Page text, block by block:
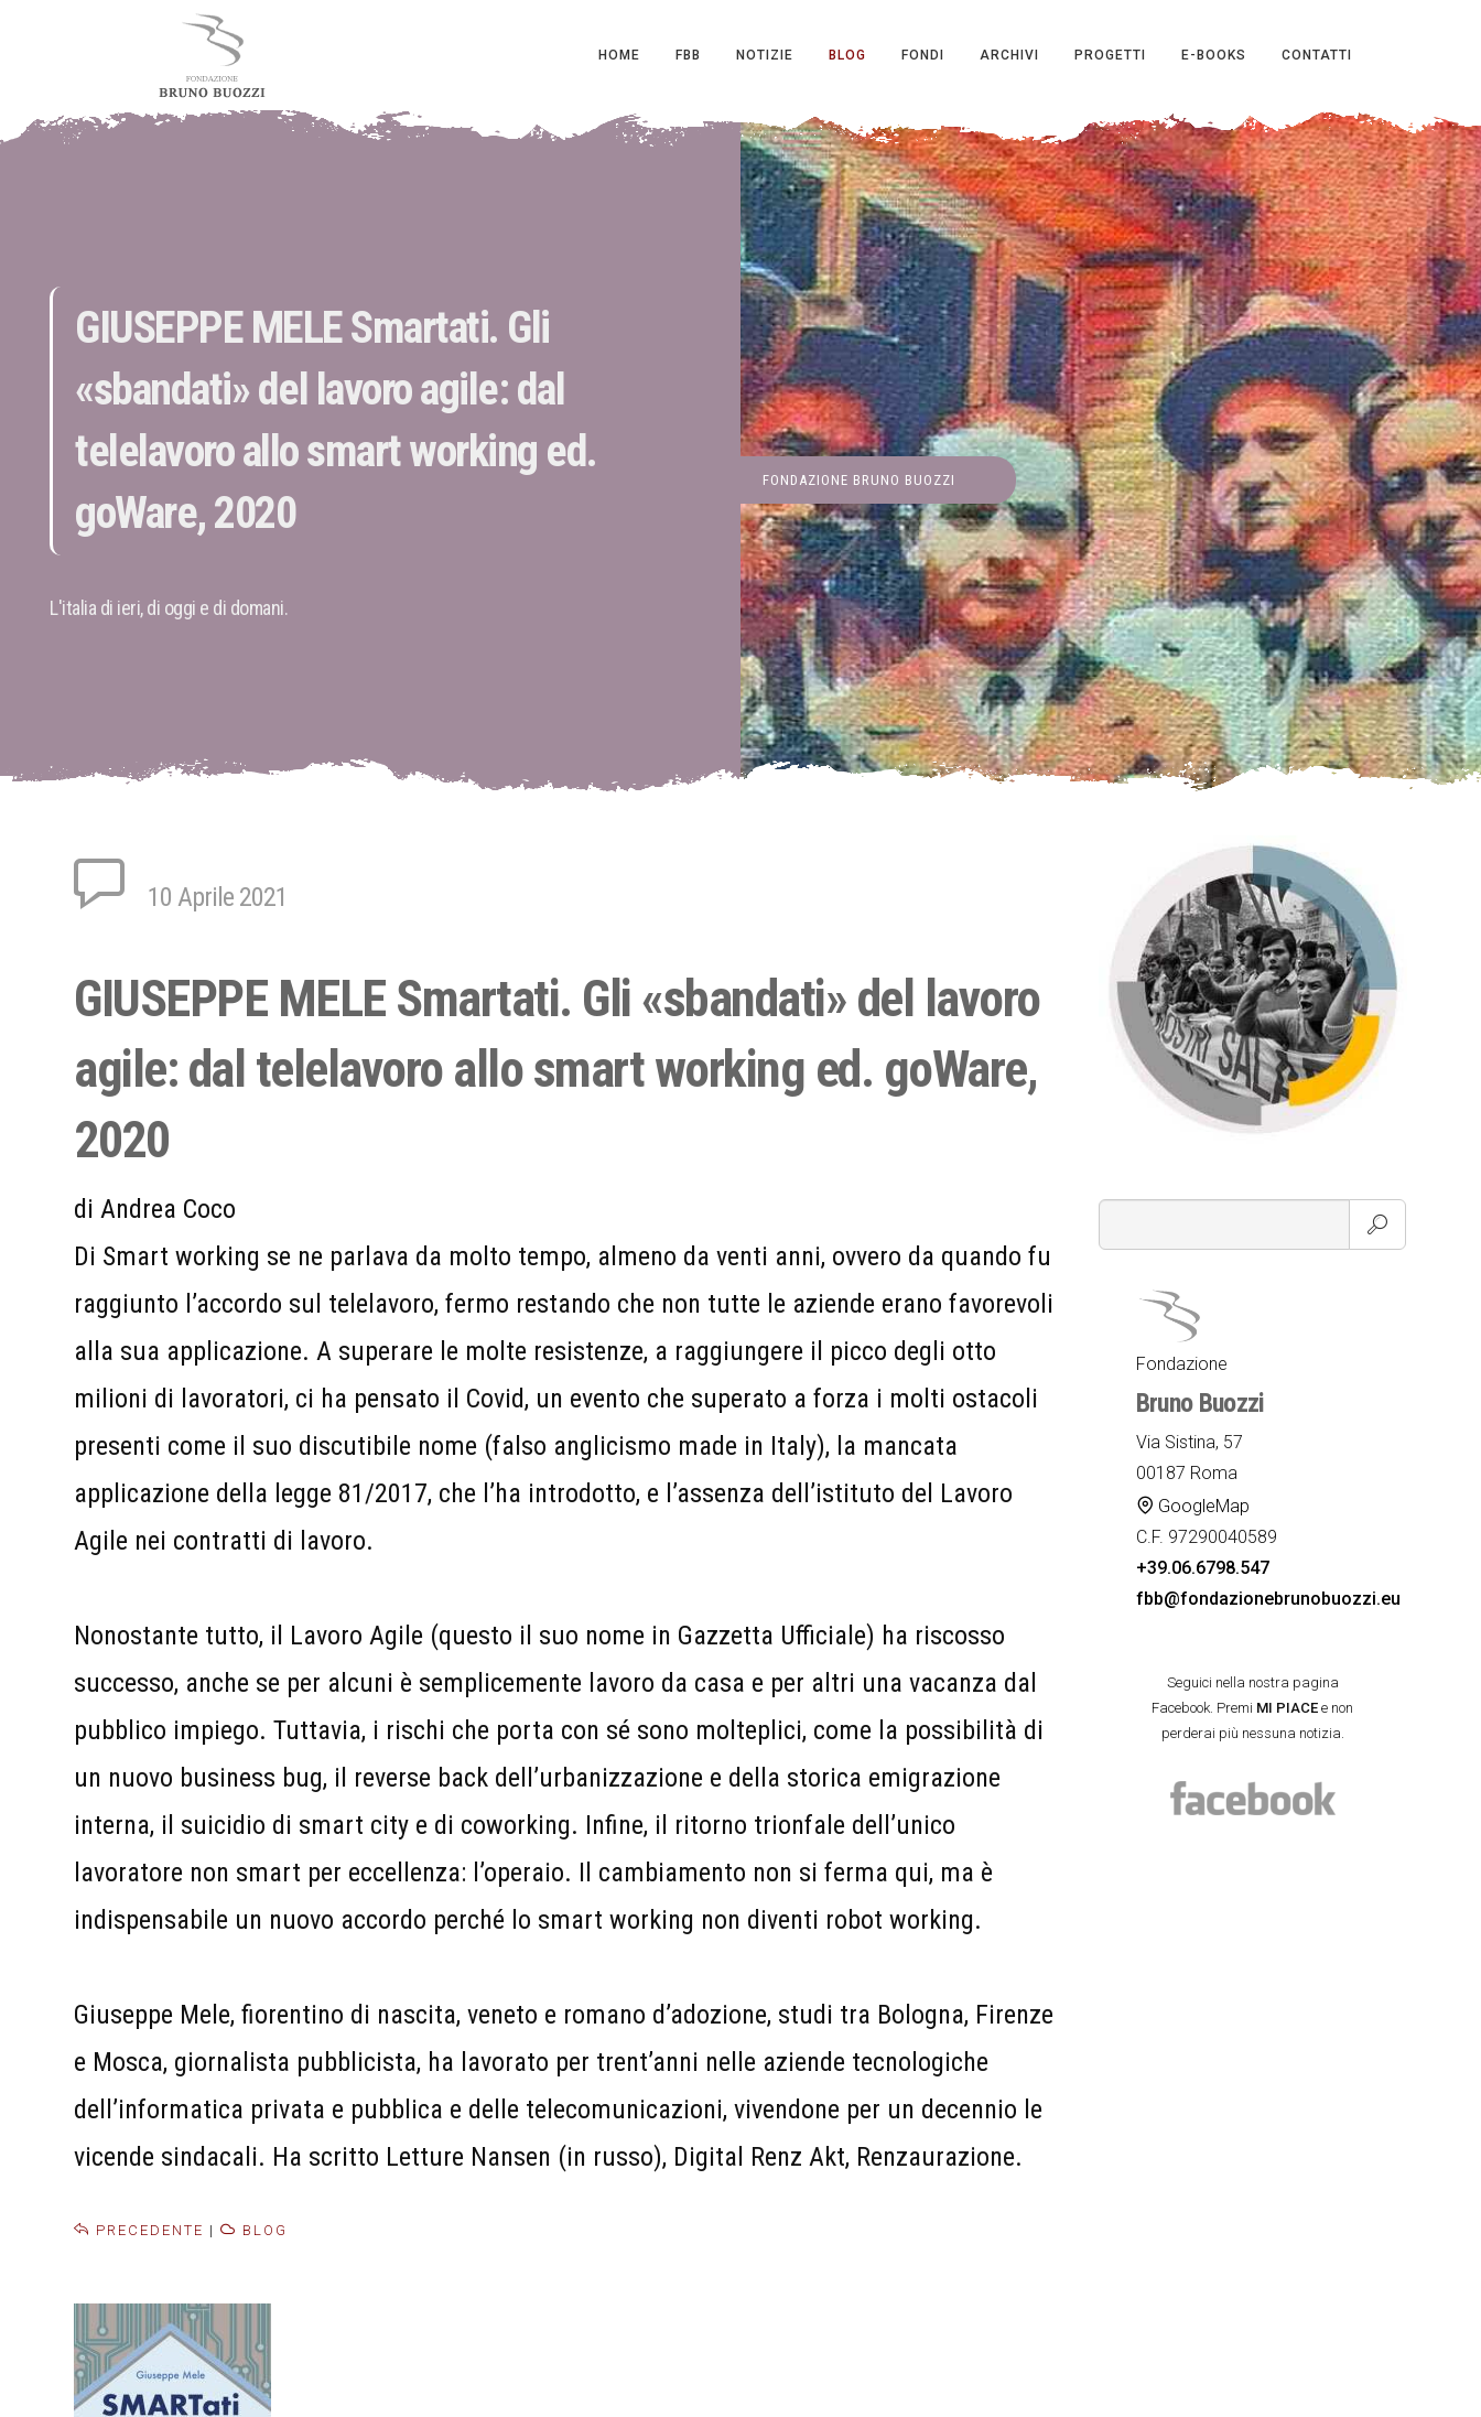
HOME FBB NOTIZIE BLOG FONDI ARCHIVI PROGETTI E-BOOKS CONTATTI
GIUSEPPE MELE Smartati. Gli
«sbandati» del lavoro agile: dal
telelavoro allo smart working ed.
goWare, 2020
L'italia di ieri, di oggi e di domani.
FONDAZIONE BRUNO BUOZZI
10 Aprile 2021
GIUSEPPE MELE Smartati. Gli «sbandati» del lavoro
agile: dal telelavoro allo smart working ed. goWare,
2020
di Andrea Coco
Di Smart working se ne parlava da molto tempo, almeno da venti anni, ovvero da quando fu
raggiunto l’accordo sul telelavoro, fermo restando che non tutte le aziende erano favorevoli
alla sua applicazione. A superare le molte resistenze, a raggiungere il picco degli otto
milioni di lavoratori, ci ha pensato il Covid, un evento che superato a forza i molti ostacoli
presenti come il suo discutibile nome (falso anglicismo made in Italy), la mancata
applicazione della legge 81/2017, che l’ha introdotto, e l’assenza dell’istituto del Lavoro
Agile nei contratti di lavoro.
Nonostante tutto, il Lavoro Agile (questo il suo nome in Gazzetta Ufficiale) ha riscosso
successo, anche se per alcuni è semplicemente lavoro da casa e per altri una vacanza dal
pubblico impiego. Tuttavia, i rischi che porta con sé sono molteplici, come la possibilità di
un nuovo business bug, il reverse back dell’urbanizzazione e della storica emigrazione
interna, il suicidio di smart city e di coworking. Infine, il ritorno trionfale dell’unico
lavoratore non smart per eccellenza: l’operaio. Il cambiamento non si ferma qui, ma è
indispensabile un nuovo accordo perché lo smart working non diventi robot working.
Giuseppe Mele, fiorentino di nascita, veneto e romano d’adozione, studi tra Bologna, Firenze
e Mosca, giornalista pubblicista, ha lavorato per trent’anni nelle aziende tecnologiche
dell’informatica privata e pubblica e delle telecomunicazioni, vivendone per un decennio le
vicende sindacali. Ha scritto Letture Nansen (in russo), Digital Renz Akt, Renzaurazione.
PRECEDENTE | BLOG
Fondazione
Bruno Buozzi
Via Sistina, 57
00187 Roma
GoogleMap
C.F. 97290040589
+39.06.6798.547
fbb@fondazionebrunobuozzi.eu
Seguici nella nostra pagina
Facebook. Premi MI PIACE e non
perderai più nessuna notizia.